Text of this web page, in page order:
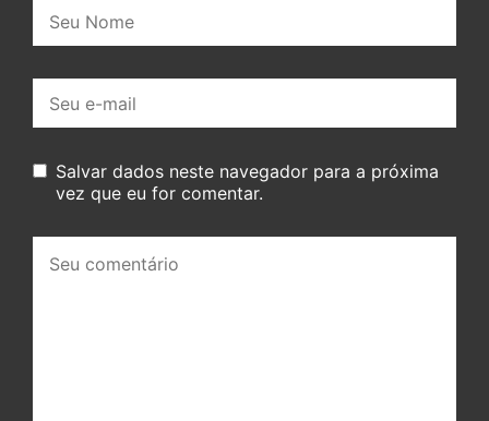
mail:
Salvar dados neste navegador para a próxima
vez que eu for comentar.
comentário: